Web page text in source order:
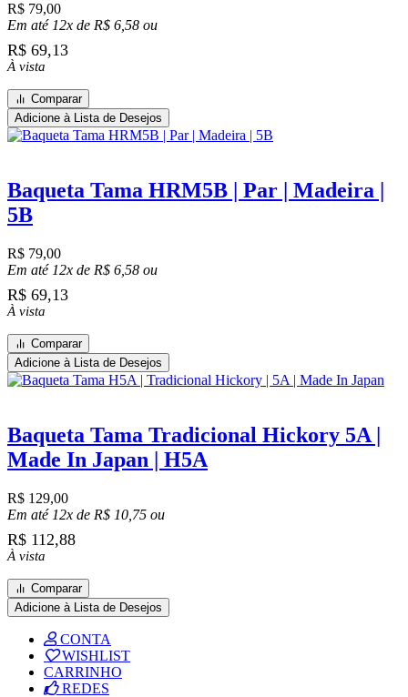
R$ 79,00
Em até 12x de R$ 6,58 ou
R$ 69,13
À vista
Comparar
Adicione à Lista de Desejos
Baqueta Tama HRM5B | Par | Madeira |
5B
R$ 79,00
Em até 12x de R$ 6,58 ou
R$ 69,13
À vista
Comparar
Adicione à Lista de Desejos
Baqueta Tama Tradicional Hickory 5A |
Made In Japan | H5A
R$ 129,00
Em até 12x de R$ 10,75 ou
R$ 112,88
À vista
Comparar
Adicione à Lista de Desejos
CONTA
WISHLIST
CARRINHO
REDES